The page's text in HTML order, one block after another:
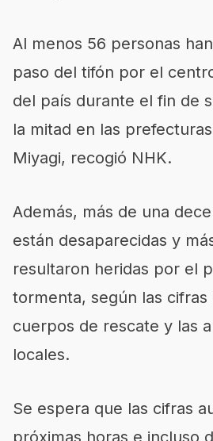
Al menos 56 personas
paso del tifón por el
del país durante el fin de
la mitad en las
Miyagi, recogió NHK.
Además, más de una
están desaparecidas y
resultaron heridas por el
tormenta, según las cifras
cuerpos de rescate y las
locales.
Se espera que las cifras
próximas horas e incluso